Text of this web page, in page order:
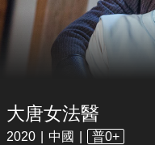
大唐女法醫
2020 中國 普0+